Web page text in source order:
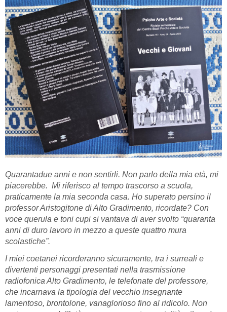
Quarantadue anni e non sentirli. Non parlo della mia età, mi
piacerebbe. Mi riferisco al tempo trascorso a scuola,
praticamente la mia seconda casa. Ho superato persino il
professor Aristogitone di Alto Gradimento, ricordate? Con
voce querula e toni cupi si vantava di aver svolto “quaranta
anni di duro lavoro in mezzo a queste quattro mura
scolastiche”.
I miei coetanei ricorderanno sicuramente, tra i surreali e
divertenti personaggi presentati nella trasmissione
radiofonica Alto Gradimento, le telefonate del professore,
che incarnava la tipologia del vecchio insegnante
lamentoso, brontolone, vanaglorioso fino al ridicolo. Non